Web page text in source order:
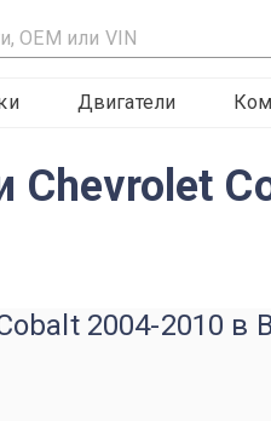
Двигатели
Chevrolet
2004-2010 в